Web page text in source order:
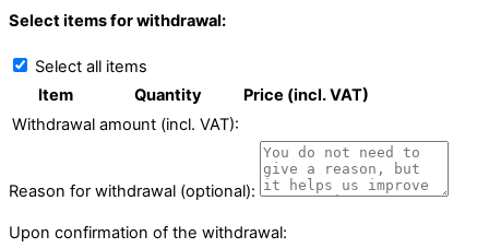
Select items for withdrawal:
Select all items
Item
Quantity
Price (incl. VAT)
Withdrawal amount (incl. VAT):
Reason for withdrawal (optional):
Upon confirmation of the withdrawal: